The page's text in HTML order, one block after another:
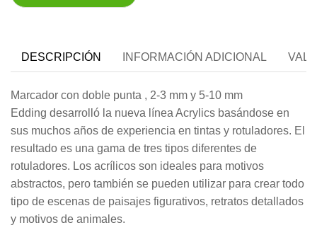
DESCRIPCIÓN INFORMACIÓN ADICIONAL
Marcador con doble punta , 2-3 mm y 5-10 mm
Edding desarrolló la nueva línea Acrylics basándose en
sus muchos años de experiencia en tintas y rotuladores. El
resultado es una gama de tres tipos diferentes de
rotuladores. Los acrílicos son ideales para motivos
abstractos, pero también se pueden utilizar para crear todo
tipo de escenas de paisajes figurativos, retratos detallados
y motivos de animales.